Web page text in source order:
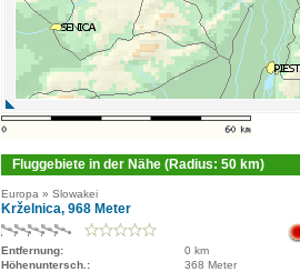
Fluggebiete in der Nähe (Radius: 50 km)
Europa » Slowakei
Krželnica, 968 Meter
Entfernung:
0 km
Höhenuntersch.:
368 Meter